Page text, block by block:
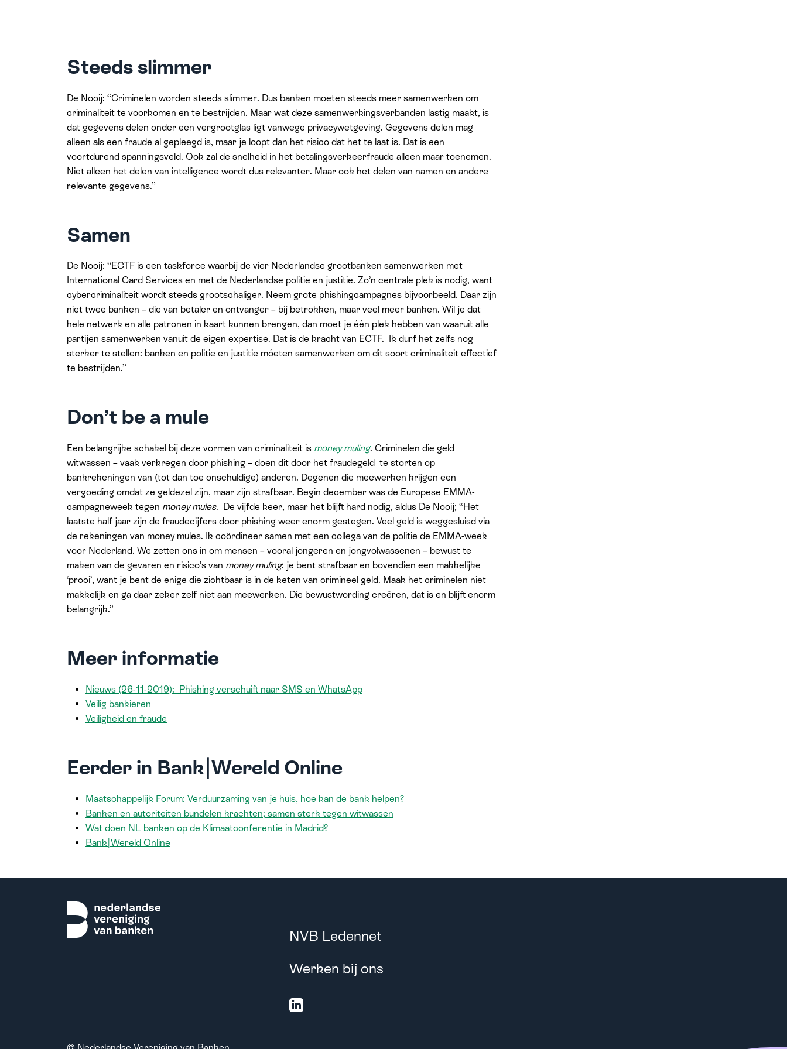
Steeds slimmer
De Nooij: “Criminelen worden steeds slimmer. Dus banken moeten steeds meer samenwerken om
criminaliteit te voorkomen en te bestrijden. Maar wat deze samenwerkingsverbanden lastig maakt, is
dat gegevens delen onder een vergrootglas ligt vanwege privacywetgeving. Gegevens delen mag
alleen als een fraude al gepleegd is, maar je loopt dan het risico dat het te laat is. Dat is een
voortdurend spanningsveld. Ook zal de snelheid in het betalingsverkeerfraude alleen maar toenemen.
Niet alleen het delen van intelligence wordt dus relevanter. Maar ook het delen van namen en andere
relevante gegevens.”
Samen
De Nooij: “ECTF is een taskforce waarbij de vier Nederlandse grootbanken samenwerken met
International Card Services en met de Nederlandse politie en justitie. Zo’n centrale plek is nodig, want
cybercriminaliteit wordt steeds grootschaliger. Neem grote phishingcampagnes bijvoorbeeld. Daar zijn
niet twee banken – die van betaler en ontvanger – bij betrokken, maar veel meer banken. Wil je dat
hele netwerk en alle patronen in kaart kunnen brengen, dan moet je één plek hebben van waaruit alle
partijen samenwerken vanuit de eigen expertise. Dat is de kracht van ECTF. Ik durf het zelfs nog
sterker te stellen: banken en politie en justitie móeten samenwerken om dit soort criminaliteit effectief
te bestrijden.”
Don’t be a mule
Een belangrijke schakel bij deze vormen van criminaliteit is money muling. Criminelen die geld
witwassen – vaak verkregen door phishing – doen dit door het fraudegeld te storten op
bankrekeningen van (tot dan toe onschuldige) anderen. Degenen die meewerken krijgen een
vergoeding omdat ze geldezel zijn, maar zijn strafbaar. Begin december was de Europese EMMA-
campagneweek tegen money mules. De vijfde keer, maar het blijft hard nodig, aldus De Nooij; “Het
laatste half jaar zijn de fraudecijfers door phishing weer enorm gestegen. Veel geld is weggesluisd via
de rekeningen van money mules. Ik coördineer samen met een collega van de politie de EMMA-week
voor Nederland. We zetten ons in om mensen – vooral jongeren en jongvolwassenen – bewust te
maken van de gevaren en risico’s van money muling: je bent strafbaar en bovendien een makkelijke
‘prooi’, want je bent de enige die zichtbaar is in de keten van crimineel geld. Maak het criminelen niet
makkelijk en ga daar zeker zelf niet aan meewerken. Die bewustwording creëren, dat is en blijft enorm
belangrijk.”
Meer informatie
Nieuws (26-11-2019): Phishing verschuift naar SMS en WhatsApp
Veilig bankieren
Veiligheid en fraude
Eerder in Bank|Wereld Online
Maatschappelijk Forum: Verduurzaming van je huis, hoe kan de bank helpen?
Banken en autoriteiten bundelen krachten; samen sterk tegen witwassen
Wat doen NL banken op de Klimaatconferentie in Madrid?
Bank|Wereld Online
NVB Ledennet
Werken bij ons